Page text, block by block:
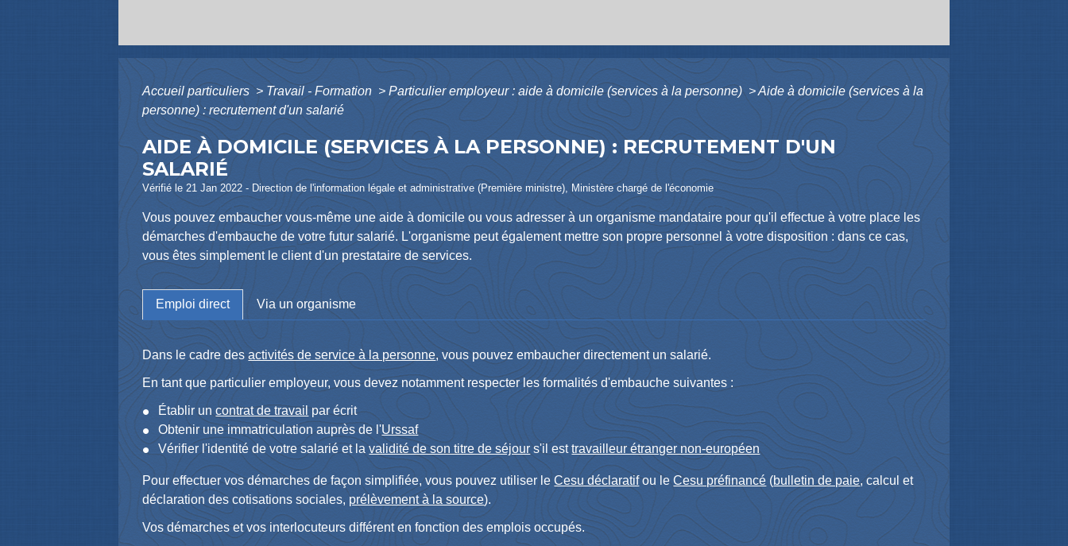
Accueil particuliers> Travail - Formation > Particulier employeur : aide à domicile (services à la personne) > Aide à domicile (services à la
personne) : recrutement d'un salarié
AIDE À DOMICILE (SERVICES À LA PERSONNE) : RECRUTEMENT D'UN
SALARIÉ
Vérifié le 21 Jan 2022 - Direction de l'information légale et administrative (Première ministre), Ministère chargé de l'économie
Vous pouvez embaucher vous-même une aide à domicile ou vous adresser à un organisme mandataire pour qu'il effectue à votre place les
démarches d'embauche de votre futur salarié. L'organisme peut également mettre son propre personnel à votre disposition : dans ce cas,
vous êtes simplement le client d'un prestataire de services.
Emploi direct Via un organisme
Dans le cadre desactivités de service à la personne, vous pouvez embaucher directement un salarié.
En tant que particulier employeur, vous devez notamment respecter les formalités d'embauche suivantes :
Établir uncontrat de travail par écrit
Obtenir une immatriculation auprès de l'Urssaf
Vérifier l'identité de votre salarié et lavalidité de son titre de séjour s'il esttravailleur étranger non-européen
Pour effectuer vos démarches de façon simplifiée, vous pouvez utiliser leCesu déclaratifou leCesu préfinancé (bulletin de paie, calcul et
déclaration des cotisations sociales, prélèvement à la source).
Vos démarches et vos interlocuteurs différent en fonction des emplois occupés.